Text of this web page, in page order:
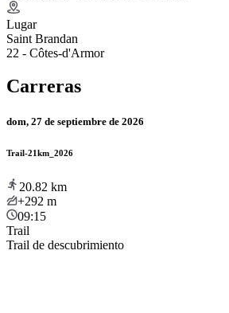
Lugar
Saint Brandan
22 - Côtes-d'Armor
Carreras
dom, 27 de septiembre de 2026
Trail-21km_2026
20.82 km
+292 m
09:15
Trail
Trail de descubrimiento